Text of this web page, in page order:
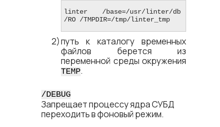
linter /base=/usr/linter/db
/RO /TMPDIR=/tmp/linter_tmp
путь к каталогу временных
файлов берется из
переменной среды окружения
TEMP.
/DEBUG
Запрещает процессу ядра СУБД
переходить в фоновый режим.